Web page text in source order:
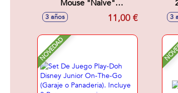
Mouse "Naive"
26X34X1Cm
3 años 11,00 € 3
NOVEDAD